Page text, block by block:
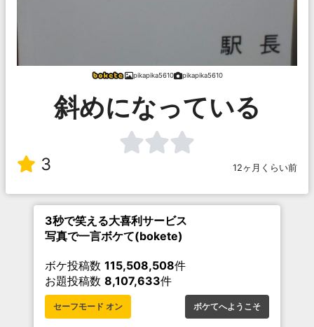
pikapika5610 pikapika5610
斜めになっている
3 12ヶ月くらい前
3秒で笑える大喜利サービス
写真で一言ボケて(bokete)
ボケ投稿数 115,508,508件
お題投稿数 8,107,633件
セーフモード オン ボケてへようこそ